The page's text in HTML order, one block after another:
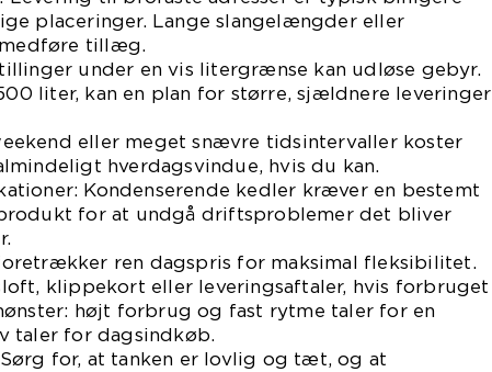
placeringer. Lange slangelængder eller
tillæg.
under en vis litergrænse kan udløse gebyr.
liter, kan en plan for større, sjældnere leveringer
eller meget snævre tidsintervaller koster
hverdagsvindue, hvis du kan.
Kondenserende kedler kræver en bestemt
for at undgå driftsproblemer det bliver
ren dagspris for maksimal fleksibilitet.
klippekort eller leveringsaftaler, hvis forbruget
højt forbrug og fast rytme taler for en
taler for dagsindkøb.
Sørg for, at tanken er lovlig og tæt, og at